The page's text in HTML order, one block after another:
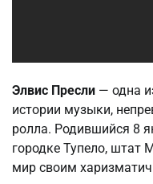
Элвис Пресли — одна
истории музыки,
ролла. Родившийся 8
городке Тупело, штат
мир своим